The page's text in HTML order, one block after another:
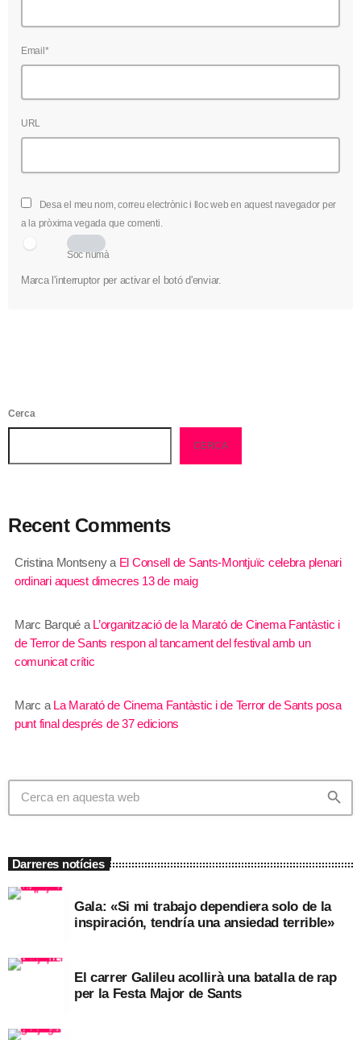
Email*
URL
Desa el meu nom, correu electrònic i lloc web en aquest navegador per
a la pròxima vegada que comenti.
Sóc humà
Marca l'interruptor per activar el botó d'enviar.
Cerca
CERCA
Recent Comments
Cristina Montsenya El Consell de Sants-Montjuïc celebra plenari
ordinari aquest dimecres 13 de maig
Marc Barqué a L’organització de la Marató de Cinema Fantàstic i
de Terror de Sants respon al tancament del festival amb un
comunicat crític
Marc a La Marató de Cinema Fantàstic i de Terror de Sants posa
punt final després de 37 edicions
search
Darreres notícies
Gala: «Si mi trabajo dependiera solo de la
inspiración, tendría una ansiedad terrible»
El carrer Galileu acollirà una batalla de rap
per la Festa Major de Sants